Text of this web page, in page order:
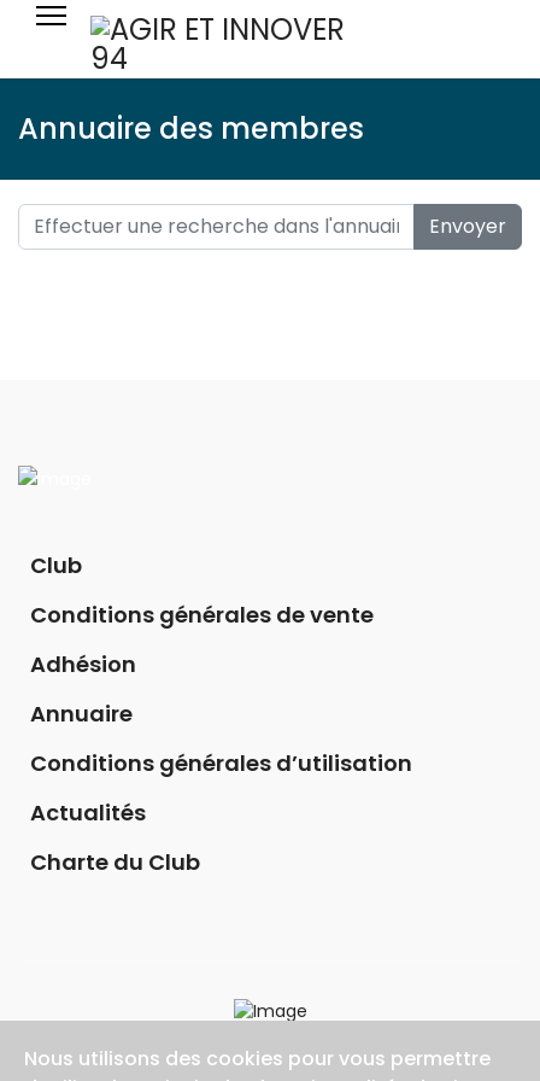
Annuaire des membres
Envoyer
Club
Conditions générales de vente
Adhésion
Annuaire
Conditions générales d’utilisation
Actualités
Charte du Club
Nous utilisons des cookies pour vous permettre